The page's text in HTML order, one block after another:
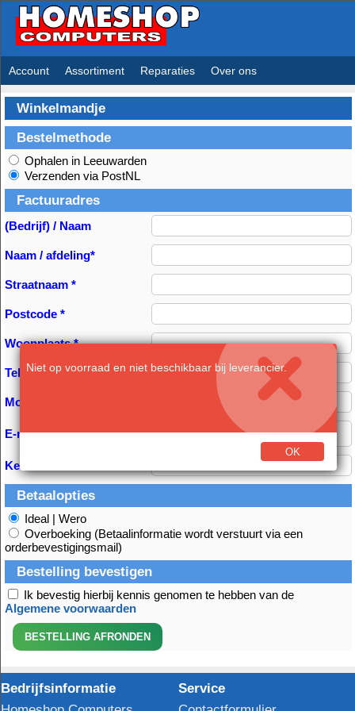
Niet op voorraad en niet beschikbaar bij leverancier.
OK
Account Assortiment Reparaties Over ons
Winkelmandje
Bestelmethode
Ophalen in Leeuwarden
Verzenden via PostNL
Factuuradres
(Bedrijf) / Naam
Naam / afdeling*
Straatnaam *
Postcode *
Woonplaats *
Telefoon:
Mobiel:
E-mail *
Kenmerk
Betaalopties
Ideal | Wero
Overboeking (Betaalinformatie wordt verstuurt via een
orderbevestigingsmail)
Bestelling bevestigen
Ik bevestig hierbij kennis genomen te hebben van de
Algemene voorwaarden
Bedrijfsinformatie
Service